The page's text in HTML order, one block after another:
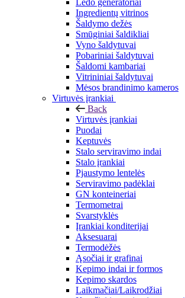
Ledo generatoriai
Ingredientų vitrinos
Šaldymo dežės
Smūginiai šaldikliai
Vyno šaldytuvai
Pobariniai šaldytuvai
Šaldomi kambariai
Vitrininiai šaldytuvai
Mėsos brandinimo kameros
Virtuvės įrankiai
Back
Virtuvės įrankiai
Puodai
Keptuvės
Stalo serviravimo indai
Stalo įrankiai
Pjaustymo lentelės
Serviravimo padėklai
GN konteineriai
Termometrai
Svarstyklės
Įrankiai konditerijai
Aksesuarai
Termodėžės
Ąsočiai ir grafinai
Kepimo indai ir formos
Kepimo skardos
Laikmačiai/Laikrodžiai